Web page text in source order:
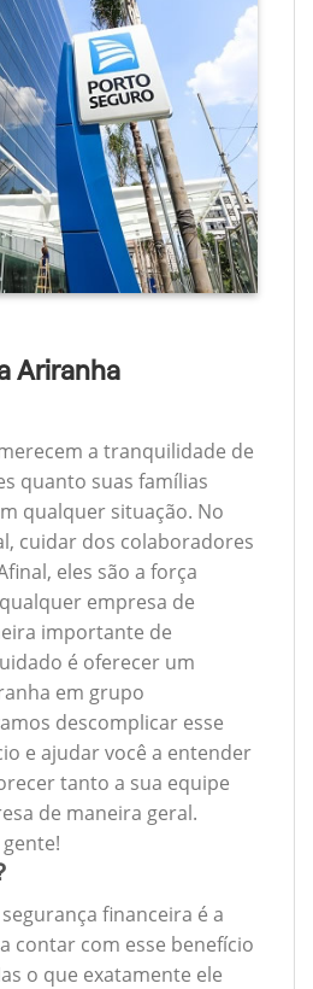
Ariranha
a tranquilidade de
quanto suas famílias
qualquer situação. No
cuidar dos colaboradores
eles são a força
empresa de
importante de
é oferecer um
em grupo
descomplicar esse
e ajudar você a entender
tanto a sua equipe
de maneira geral.
financeira é a
contar com esse benefício
o que exatamente ele